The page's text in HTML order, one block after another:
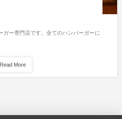
ガー専門店です。全てのハンバーガーに
Read More